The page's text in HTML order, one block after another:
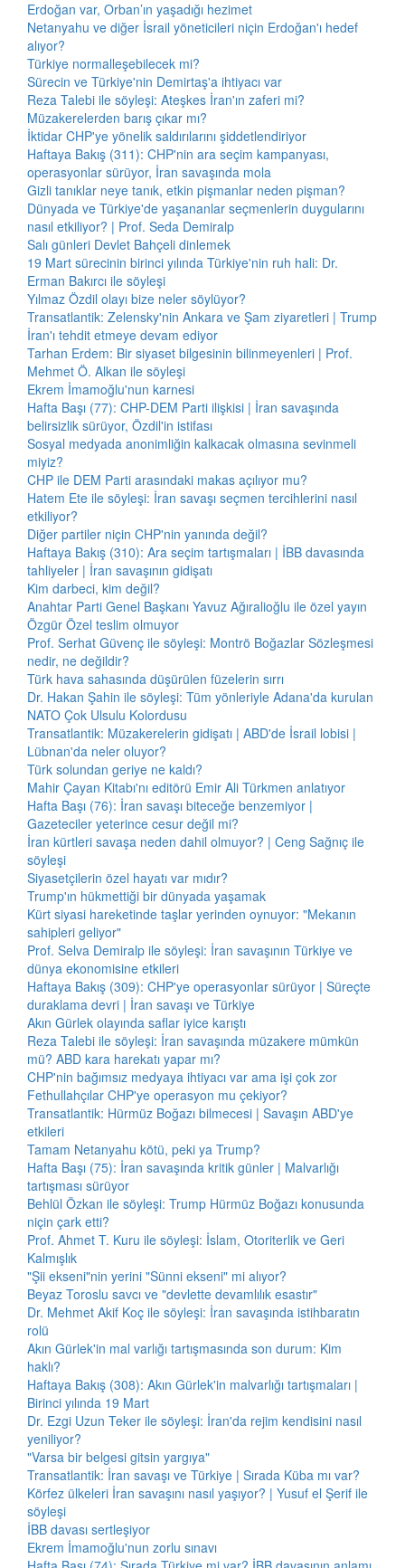
Erdoğan var, Orban’ın yaşadığı hezimet
Netanyahu ve diğer İsrail yöneticileri niçin Erdoğan'ı hedef
alıyor?
Türkiye normalleşebilecek mi?
Sürecin ve Türkiye'nin Demirtaş'a ihtiyacı var
Reza Talebi ile söyleşi: Ateşkes İran'ın zaferi mi?
Müzakerelerden barış çıkar mı?
İktidar CHP'ye yönelik saldırılarını şiddetlendiriyor
Haftaya Bakış (311): CHP'nin ara seçim kampanyası,
operasyonlar sürüyor, İran savaşında mola
Gizli tanıklar neye tanık, etkin pişmanlar neden pişman?
Dünyada ve Türkiye'de yaşananlar seçmenlerin duygularını
nasıl etkiliyor? | Prof. Seda Demiralp
Salı günleri Devlet Bahçeli dinlemek
19 Mart sürecinin birinci yılında Türkiye'nin ruh hali: Dr.
Erman Bakırcı ile söyleşi
Yılmaz Özdil olayı bize neler söylüyor?
Transatlantik: Zelensky'nin Ankara ve Şam ziyaretleri | Trump
İran'ı tehdit etmeye devam ediyor
Tarhan Erdem: Bir siyaset bilgesinin bilinmeyenleri | Prof.
Mehmet Ö. Alkan ile söyleşi
Ekrem İmamoğlu'nun karnesi
Hafta Başı (77): CHP-DEM Parti ilişkisi | İran savaşında
belirsizlik sürüyor, Özdil'in istifası
Sosyal medyada anonimliğin kalkacak olmasına sevinmeli
miyiz?
CHP ile DEM Parti arasındaki makas açılıyor mu?
Hatem Ete ile söyleşi: İran savaşı seçmen tercihlerini nasıl
etkiliyor?
Diğer partiler niçin CHP'nin yanında değil?
Haftaya Bakış (310): Ara seçim tartışmaları | İBB davasında
tahliyeler | İran savaşının gidişatı
Kim darbeci, kim değil?
Anahtar Parti Genel Başkanı Yavuz Ağıralioğlu ile özel yayın
Özgür Özel teslim olmuyor
Prof. Serhat Güvenç ile söyleşi: Montrö Boğazlar Sözleşmesi
nedir, ne değildir?
Türk hava sahasında düşürülen füzelerin sırrı
Dr. Hakan Şahin ile söyleşi: Tüm yönleriyle Adana'da kurulan
NATO Çok Ulsulu Kolordusu
Transatlantik: Müzakerelerin gidişatı | ABD'de İsrail lobisi |
Lübnan'da neler oluyor?
Türk solundan geriye ne kaldı?
Mahir Çayan Kitabı'nı editörü Emir Ali Türkmen anlatıyor
Hafta Başı (76): İran savaşı biteceğe benzemiyor |
Gazeteciler yeterince cesur değil mi?
İran kürtleri savaşa neden dahil olmuyor? | Ceng Sağnıç ile
söyleşi
Siyasetçilerin özel hayatı var mıdır?
Trump'ın hükmettiği bir dünyada yaşamak
Kürt siyasi hareketinde taşlar yerinden oynuyor: "Mekanın
sahipleri geliyor"
Prof. Selva Demiralp ile söyleşi: İran savaşının Türkiye ve
dünya ekonomisine etkileri
Haftaya Bakış (309): CHP'ye operasyonlar sürüyor | Süreçte
duraklama devri | İran savaşı ve Türkiye
Akın Gürlek olayında saflar iyice karıştı
Reza Talebi ile söyleşi: İran savaşında müzakere mümkün
mü? ABD kara harekatı yapar mı?
CHP'nin bağımsız medyaya ihtiyacı var ama işi çok zor
Fethullahçılar CHP'ye operasyon mu çekiyor?
Transatlantik: Hürmüz Boğazı bilmecesi | Savaşın ABD'ye
etkileri
Tamam Netanyahu kötü, peki ya Trump?
Hafta Başı (75): İran savaşında kritik günler | Malvarlığı
tartışması sürüyor
Behlül Özkan ile söyleşi: Trump Hürmüz Boğazı konusunda
niçin çark etti?
Prof. Ahmet T. Kuru ile söyleşi: İslam, Otoriterlik ve Geri
Kalmışlık
"Şii ekseni"nin yerini "Sünni ekseni" mi alıyor?
Beyaz Toroslu savcı ve "devlette devamlılık esastır"
Dr. Mehmet Akif Koç ile söyleşi: İran savaşında istihbaratın
rolü
Akın Gürlek'in mal varlığı tartışmasında son durum: Kim
haklı?
Haftaya Bakış (308): Akın Gürlek'in malvarlığı tartışmaları |
Birinci yılında 19 Mart
Dr. Ezgi Uzun Teker ile söyleşi: İran'da rejim kendisini nasıl
yeniliyor?
"Varsa bir belgesi gitsin yargıya"
Transatlantik: İran savaşı ve Türkiye | Sırada Küba mı var?
Körfez ülkeleri İran savaşını nasıl yaşıyor? | Yusuf el Şerif ile
söyleşi
İBB davası sertleşiyor
Ekrem İmamoğlu'nun zorlu sınavı